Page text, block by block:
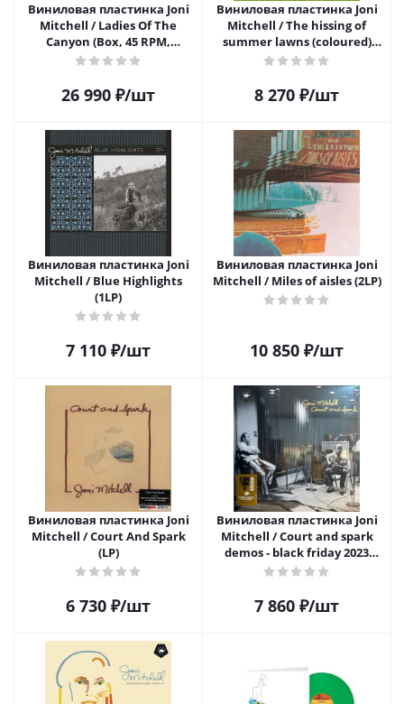
Виниловая пластинка Joni
Mitchell / Ladies Of The
Canyon (Box, 45 RPM,
Limited, Original Master
26 990 ₽/шт
Виниловая пластинка Joni
Mitchell / The hissing of
summer lawns (coloured)
(1LP)
8 270 ₽/шт
Виниловая пластинка Joni
Mitchell / Blue Highlights
(1LP)
7 110 ₽/шт
Виниловая пластинка Joni
Mitchell / Miles of aisles (2LP)
10 850 ₽/шт
Виниловая пластинка Joni
Mitchell / Court And Spark
(LP)
6 730 ₽/шт
Виниловая пластинка Joni
Mitchell / Court and spark
demos - black friday 2023
release (1LP)
7 860 ₽/шт